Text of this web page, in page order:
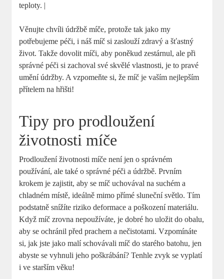
teploty. |
Věnujte chvíli údržbě míče, protože tak jako my
potřebujeme péči, i náš míč si zaslouží zdravý a šťastný
život. Takže dovolit míči, aby poněkud zestárnul, ale při
správné péči si zachoval své skvělé vlastnosti, je to pravé
umění údržby. A vzpomeňte si, že míč je vaším nejlepším
přítelem na hřišti!
Tipy pro prodloužení
životnosti míče
Prodloužení životnosti míče není jen o správném
používání, ale také o správné péči a údržbě. Prvním
krokem je zajistit, aby se míč uchovával na suchém a
chladném místě, ideálně mimo přímé sluneční světlo. Tím
podstatně snížíte riziko deformace a poškození materiálu.
Když míč zrovna nepoužíváte, je dobré ho uložit do obalu,
aby se ochránil před prachem a nečistotami. Vzpomínáte
si, jak jste jako malí schovávali míč do starého batohu, jen
abyste se vyhnuli jeho poškrábání? Tenhle zvyk se vyplatí
i ve starším věku!